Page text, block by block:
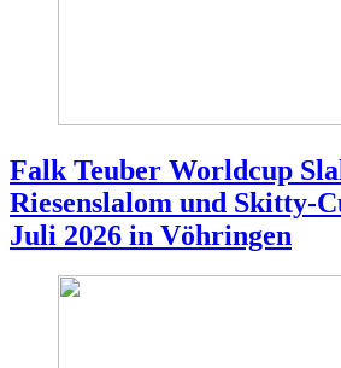
Falk Teuber Worldcup
Riesenslalom und Skitty-
Juli 2026 in Vöhringen